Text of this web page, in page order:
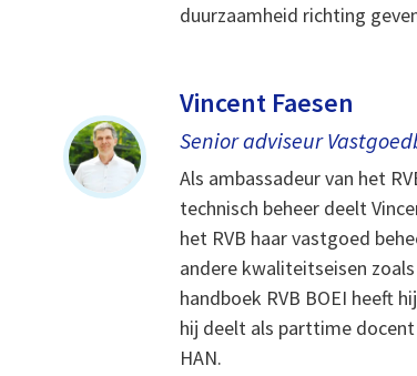
duurzaamheid richting
Vincent Faesen
Senior adviseur
Als ambassadeur van het
technisch beheer deelt
het RVB haar vastgoed
andere kwaliteitseisen
handboek RVB BOEI heeft
hij deelt als parttime
HAN.